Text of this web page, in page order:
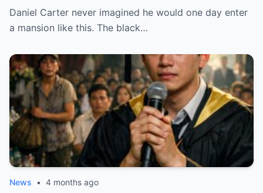
Sees a Photo That Looks Just Like His Wife
— A Terrifying Secret Is Revealed…
Daniel Carter never imagined he would one day enter
a mansion like this. The black…
News • 4 months ago